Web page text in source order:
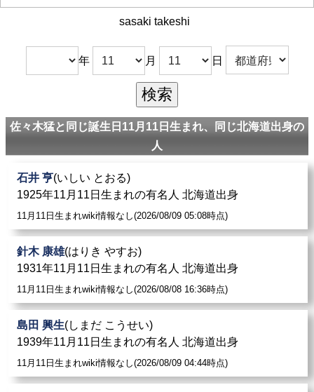
sasaki takeshi
年 月 日
佐々木猛と同じ誕生日11月11日生まれ、同じ北海道出身の
人
石井 亨(いしい とおる)
1925年11月11日生まれの有名人 北海道出身
11月11日生まれwiki情報なし(2026/08/09 05:08時点)
針木 康雄(はりき やすお)
1931年11月11日生まれの有名人 北海道出身
11月11日生まれwiki情報なし(2026/08/08 16:36時点)
島田 興生(しまだ こうせい)
1939年11月11日生まれの有名人 北海道出身
11月11日生まれwiki情報なし(2026/08/09 04:44時点)